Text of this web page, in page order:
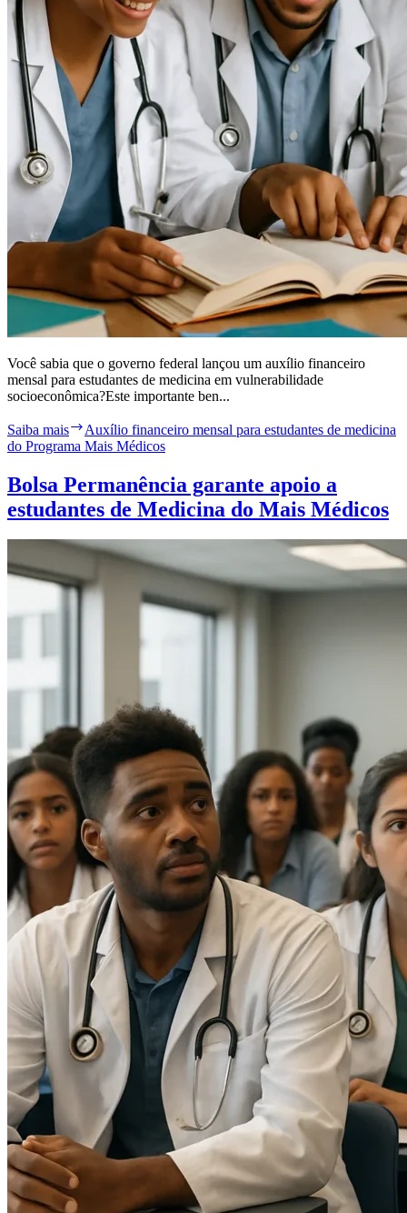
Você sabia que o governo federal lançou um auxílio financeiro
mensal para estudantes de medicina em vulnerabilidade
socioeconômica?Este importante ben...
Saiba mais
Auxílio financeiro mensal para estudantes de medicina
do Programa Mais Médicos
Bolsa Permanência garante apoio a
estudantes de Medicina do Mais Médicos